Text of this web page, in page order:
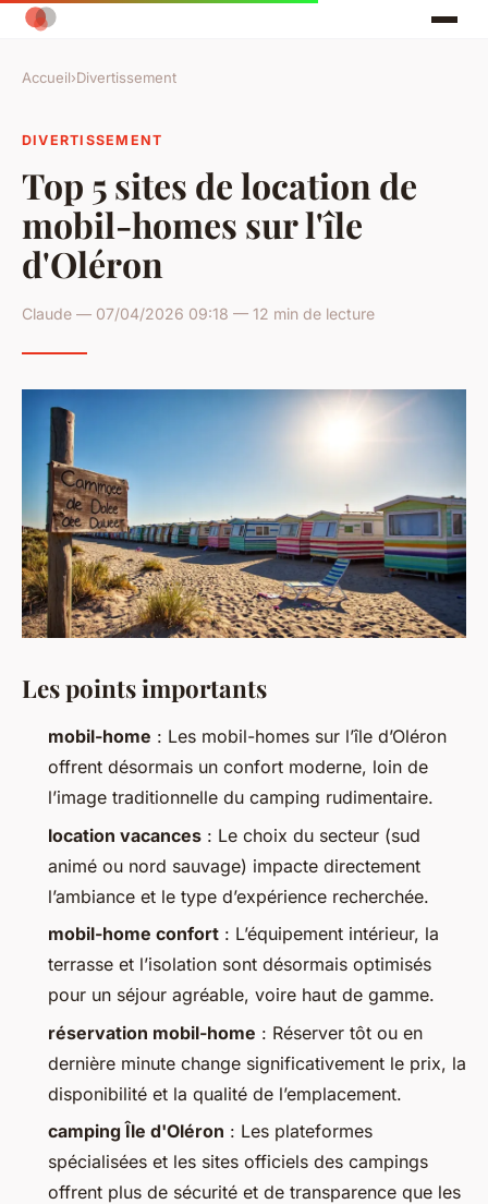
Accueil›Divertissement
DIVERTISSEMENT
Top 5 sites de location de
mobil-homes sur l'île
d'Oléron
Claude — 07/04/2026 09:18 — 12 min de lecture
Les points importants
mobil-home : Les mobil-homes sur l’île d’Oléron
offrent désormais un confort moderne, loin de
l’image traditionnelle du camping rudimentaire.
location vacances : Le choix du secteur (sud
animé ou nord sauvage) impacte directement
l’ambiance et le type d’expérience recherchée.
mobil-home confort : L’équipement intérieur, la
terrasse et l’isolation sont désormais optimisés
pour un séjour agréable, voire haut de gamme.
réservation mobil-home : Réserver tôt ou en
dernière minute change significativement le prix, la
disponibilité et la qualité de l’emplacement.
camping Île d'Oléron : Les plateformes
spécialisées et les sites officiels des campings
offrent plus de sécurité et de transparence que les